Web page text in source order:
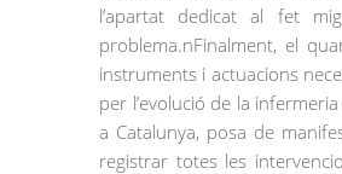
l’apartat dedicat al fet
problema.nFinalment, el
instruments i actuacions
per l’evolució de la
a Catalunya, posa de
registrar totes les